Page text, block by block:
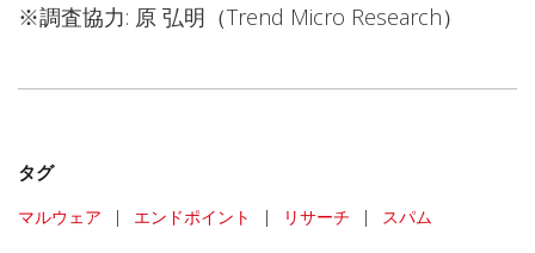
※調査協力: 原 弘明（Trend Micro Research）
タグ
マルウェア | エンドポイント | リサーチ | スパム